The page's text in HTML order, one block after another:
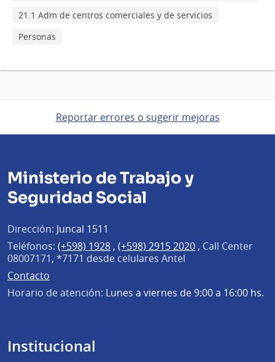
21.1 Adm de centros comerciales y de servicios
Personas
Reportar errores o sugerir mejoras
Ministerio de Trabajo y
Seguridad Social
Dirección: Juncal 1511
Teléfonos: (+598) 1928 , (+598) 2915 2020 , Call Center
08007171, *7171 desde celulares Antel
Contacto
Horario de atención: Lunes a viernes de 9:00 a 16:00 hs.
Institucional